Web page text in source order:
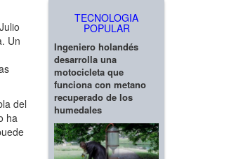
Un
del
ha
TECNOLOGIA
POPULAR
Ingeniero holandés
desarrolla una
motocicleta que
funciona con metano
recuperado de los
humedales